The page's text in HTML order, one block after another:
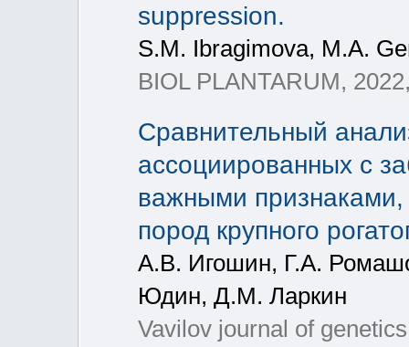
suppression.
S.M. Ibragimova, M.A.
BIOL PLANTARUM,
Сравнительный
ассоциированных с
важными признаками,
пород крупного
А.В. Игошин, Г.А.
Юдин, Д.M. Ларкин
Vavilov journal of